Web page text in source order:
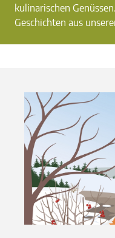
kulinarischen
Geschichten aus